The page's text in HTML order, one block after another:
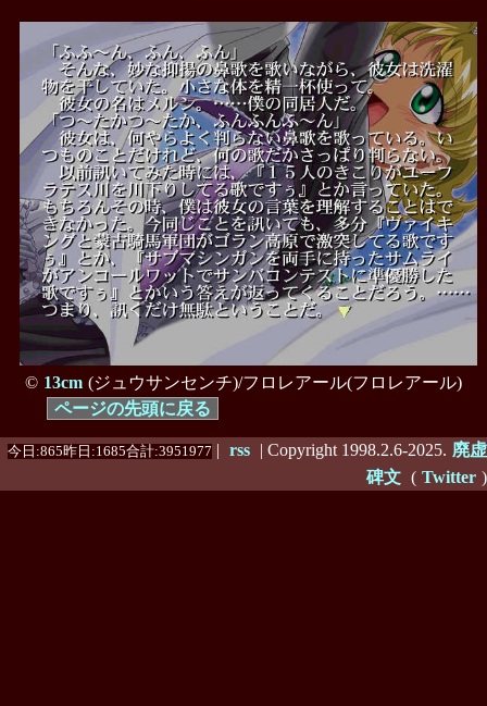
© 13cm (ジュウサンセンチ)/フロレアール(フロレアール)
ページの先頭に戻る
今日:865昨日:1685合計:3951977 | rss | Copyright 1998.2.6-2025. 廃虚
碑文 ( Twitter )